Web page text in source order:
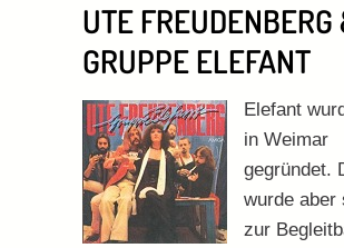
UTE FREUDENBERG
GRUPPE ELEFANT
Elefant
in Weimar
gegründet.
wurde aber
zur